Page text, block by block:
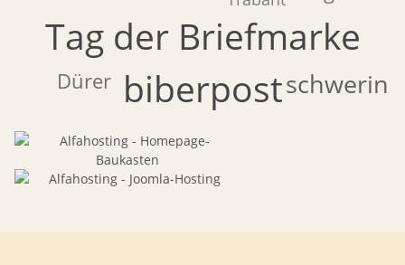
Tag der Briefmarke
biberpostschwerin
Dürer